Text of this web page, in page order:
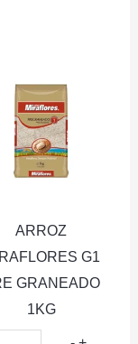
ARROZ
G1
GRANEADO
1KG